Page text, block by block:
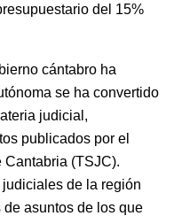
del 15%
cántabro ha
se ha convertido
judicial,
publicados por el
(TSJC).
de la región
asuntos de los que